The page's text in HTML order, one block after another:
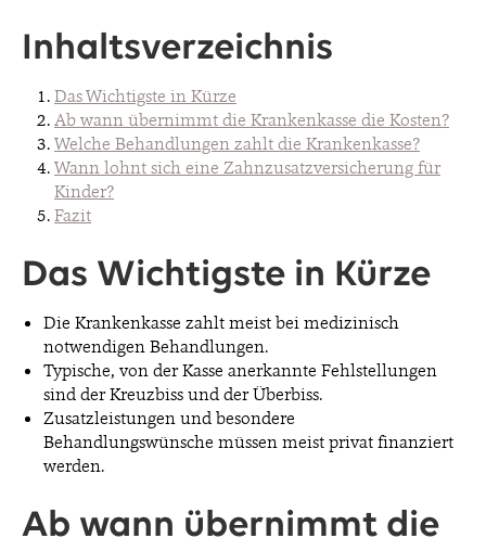
Inhaltsverzeichnis
Das Wichtigste in Kürze
Ab wann übernimmt die Krankenkasse die Kosten?
Welche Behandlungen zahlt die Krankenkasse?
Wann lohnt sich eine Zahnzusatzversicherung für
Kinder?
Fazit
Das Wichtigste in Kürze
Die Krankenkasse zahlt meist bei medizinisch
notwendigen Behandlungen.
Typische, von der Kasse anerkannte Fehlstellungen
sind der Kreuzbiss und der Überbiss.
Zusatzleistungen und besondere
Behandlungswünsche müssen meist privat finanziert
werden.
Ab wann übernimmt die